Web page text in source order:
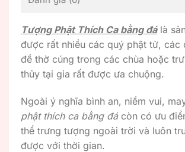
Tượng Phật Thích Ca bằng đálà
được rất nhiều các quý phật tử, các
đề thờ cúng trong các chùa hoặc
thủy tại gia rất được ưa chuộng.
Ngoài ý nghĩa bình an, niềm vui,
phật thích ca bằng đá còn có ưu
thể trưng tượng ngoài trời và luôn
được với thời gian.